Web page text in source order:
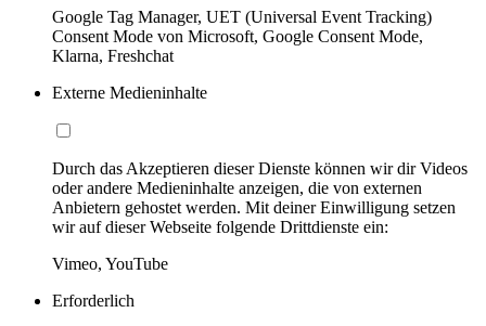
Google Tag Manager, UET (Universal Event Tracking)
Consent Mode von Microsoft, Google Consent Mode,
Klarna, Freshchat
Externe Medieninhalte
Durch das Akzeptieren dieser Dienste können wir dir Videos
oder andere Medieninhalte anzeigen, die von externen
Anbietern gehostet werden. Mit deiner Einwilligung setzen
wir auf dieser Webseite folgende Drittdienste ein:
Vimeo, YouTube
Erforderlich